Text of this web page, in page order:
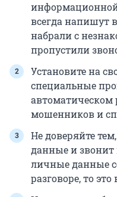
всегда напишут
набрали с
пропустили
Установите на
специальные
автоматическом
мошенников и
Не доверяйте
данные и звонит
личные данные
разговоре, то